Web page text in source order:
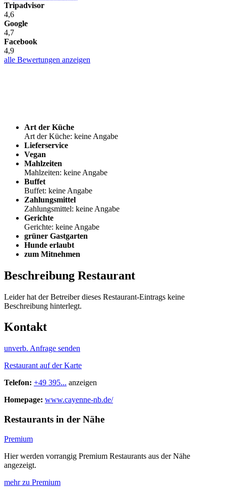
Tripadvisor
4,6
Google
4,7
Facebook
4,9
alle Bewertungen anzeigen
Art der Küche
Art der Küche: keine Angabe
Lieferservice
Vegan
Mahlzeiten
Mahlzeiten: keine Angabe
Buffet
Buffet: keine Angabe
Zahlungsmittel
Zahlungsmittel: keine Angabe
Gerichte
Gerichte: keine Angabe
grüner Gastgarten
Hunde erlaubt
zum Mitnehmen
Beschreibung Restaurant
Leider hat der Betreiber dieses Restaurant-Eintrags keine
Beschreibung hinterlegt.
Kontakt
unverb. Anfrage senden
Restaurant auf der Karte
Telefon: +49 395... anzeigen
Homepage: www.cayenne-nb.de/
Restaurants in der Nähe
Premium
Hier werden vorrangig Premium Restaurants aus der Nähe
angezeigt.
mehr zu Premium